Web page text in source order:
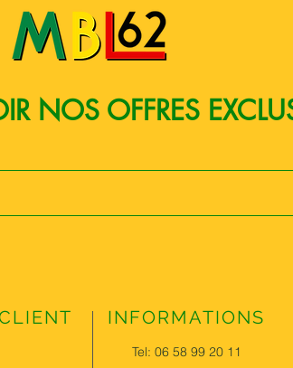
NOS OFFRES
INFORMATIONS
Tel: 06 58 99 20 11